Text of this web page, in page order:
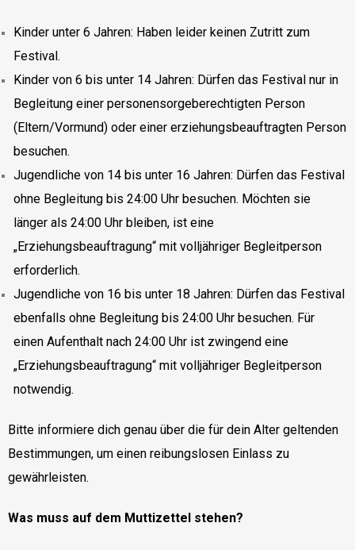
Kinder unter 6 Jahren: Haben leider keinen Zutritt zum
Festival.
Kinder von 6 bis unter 14 Jahren: Dürfen das Festival nur in
Begleitung einer personensorgeberechtigten Person
(Eltern/Vormund) oder einer erziehungsbeauftragten Person
besuchen.
Jugendliche von 14 bis unter 16 Jahren: Dürfen das Festival
ohne Begleitung bis 24:00 Uhr besuchen. Möchten sie
länger als 24:00 Uhr bleiben, ist eine
„Erziehungsbeauftragung“ mit volljähriger Begleitperson
erforderlich.
Jugendliche von 16 bis unter 18 Jahren: Dürfen das Festival
ebenfalls ohne Begleitung bis 24:00 Uhr besuchen. Für
einen Aufenthalt nach 24:00 Uhr ist zwingend eine
„Erziehungsbeauftragung“ mit volljähriger Begleitperson
notwendig.
Bitte informiere dich genau über die für dein Alter geltenden
Bestimmungen, um einen reibungslosen Einlass zu
gewährleisten.
Was muss auf dem Muttizettel stehen?